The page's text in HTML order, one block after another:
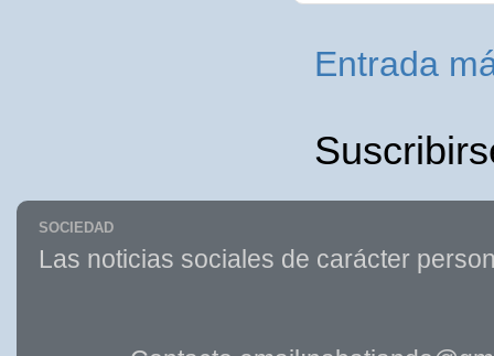
Entrada
SOCIEDAD
Las noticias sociales de carácter